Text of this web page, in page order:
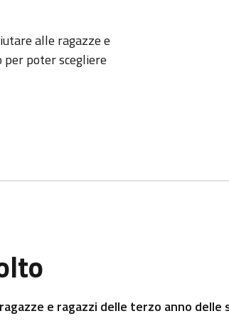
alle ragazze e
per poter scegliere
e ragazzi delle terzo anno delle